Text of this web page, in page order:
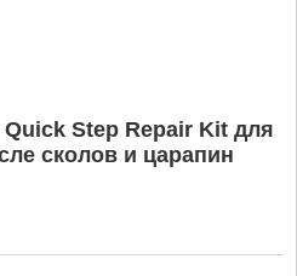
Step Repair Kit для
сколов и царапин